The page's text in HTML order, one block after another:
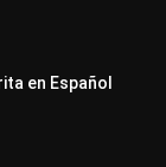
en Español